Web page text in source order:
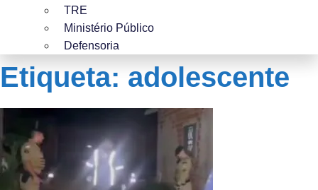
TRE
Ministério Público
Defensoria
Etiqueta: adolescente